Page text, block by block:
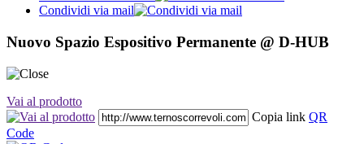
Condividi via mail
Nuovo Spazio Espositivo Permanente @ D-HUB
Vai al prodotto
Copia link QR
Code